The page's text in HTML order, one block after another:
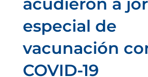
especial de
vacunación
COVID-19